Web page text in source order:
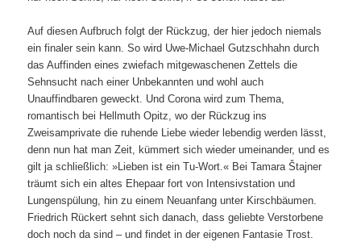
Auf diesen Aufbruch folgt der Rückzug, der hier jedoch niemals
ein finaler sein kann. So wird Uwe-Michael Gutzschhahn durch
das Auffinden eines zwiefach mitgewaschenen Zettels die
Sehnsucht nach einer Unbekannten und wohl auch
Unauffindbaren geweckt. Und Corona wird zum Thema,
romantisch bei Hellmuth Opitz, wo der Rückzug ins
Zweisamprivate die ruhende Liebe wieder lebendig werden lässt,
denn nun hat man Zeit, kümmert sich wieder umeinander, und es
gilt ja schließlich: »Lieben ist ein Tu-Wort.« Bei Tamara Štajner
träumt sich ein altes Ehepaar fort von Intensivstation und
Lungenspülung, hin zu einem Neuanfang unter Kirschbäumen.
Friedrich Rückert sehnt sich danach, dass geliebte Verstorbene
doch noch da sind – und findet in der eigenen Fantasie Trost.